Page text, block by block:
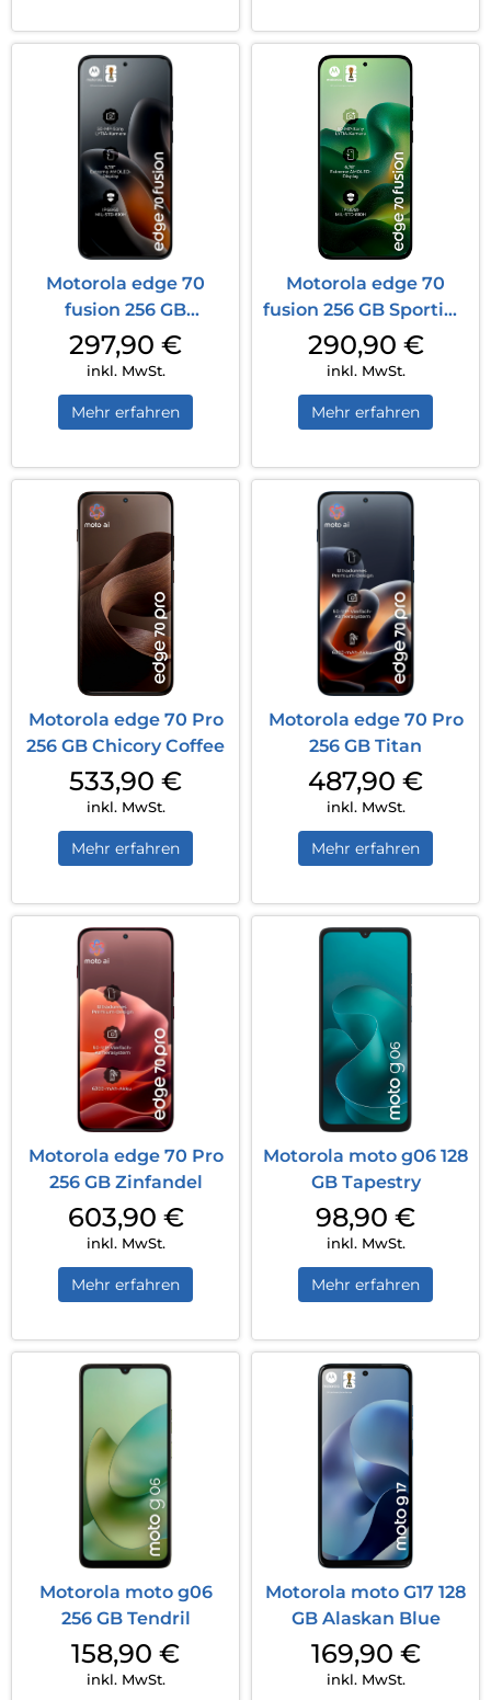
Motorola edge 70
fusion 256 GB
Silhouette
297,90 €
inkl. MwSt.
Mehr erfahren
Motorola edge 70
fusion 256 GB Sporting
Green
290,90 €
inkl. MwSt.
Mehr erfahren
Motorola edge 70 Pro
256 GB Chicory Coffee
533,90 €
inkl. MwSt.
Mehr erfahren
Motorola edge 70 Pro
256 GB Titan
487,90 €
inkl. MwSt.
Mehr erfahren
Motorola edge 70 Pro
256 GB Zinfandel
603,90 €
inkl. MwSt.
Mehr erfahren
Motorola moto g06 128
GB Tapestry
98,90 €
inkl. MwSt.
Mehr erfahren
Motorola moto g06
256 GB Tendril
158,90 €
inkl. MwSt.
Motorola moto G17 128
GB Alaskan Blue
169,90 €
inkl. MwSt.